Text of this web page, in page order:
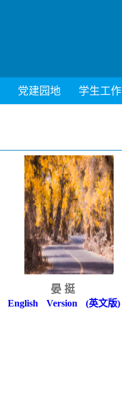
党建园地 学生工作
晏挺
English Version (英文版)